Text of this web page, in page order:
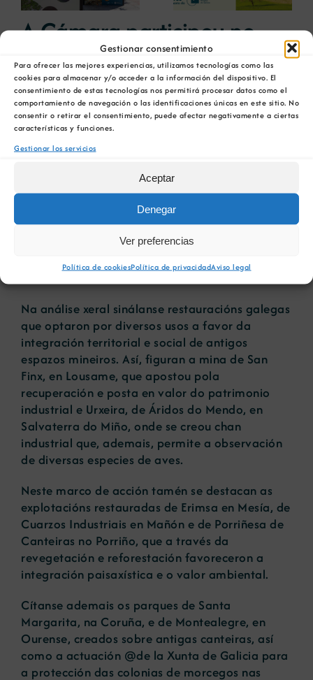
Gestionar consentimiento
Para ofrecer las mejores experiencias, utilizamos tecnologías como las
cookies para almacenar y/o acceder a la información del dispositivo. El
consentimiento de estas tecnologías nos permitirá procesar datos como el
comportamiento de navegación o las identificaciones únicas en este sitio. No
consentir o retirar el consentimiento, puede afectar negativamente a ciertas
características y funciones.
Gestionar los servicios
Aceptar
Denegar
Ver preferencias
Política de cookiesPolítica de privacidadAviso legal
debatir sobre el
gallego
restauración
minería gallega
A Cámara participou no
encontro internacional
Quarries Alive 2018
4 mayo, 2018
no encontro internacional Quarries Alive 2018,
celebrado o pasado maio na cidade portuguesa
de *Évora, coa presentación de dous pósteres
titulados “Restauracións mineiras en Galicia:
unha análise xeral” e “Exemplos de
restauracións mineiras baseadas na auga en
Na análise xeral sinálanse restauracións galegas
que optaron por diversos usos a favor da
integración territorial e social de antigos
espazos mineiros. Así, figuran a mina de San
Finx, en Lousame, que apostou pola
recuperación e posta en valor do patrimonio
industrial e Urxeira, de Áridos do Mendo, en
Salvaterra do Miño, onde se creou chan
industrial que, ademais, permite a observación
de diversas especies de aves.
Neste marco de acción tamén se destacan as
explotacións restauradas de Erimsa en Mesía, de
Cuarzos Industriais en Mañón e de Porriñesa de
Canteiras no Porriño, que a través da
revegetación e reforestación favoreceron a
integración paisaxística e o valor ambiental.
Cítanse ademais os parques de Santa
Margarita, na Coruña, e de Montealegre, en
Ourense, creados sobre antigas canteiras, así
como a actuación @de la Xunta de Galicia para
a protección das colonias de morcegos nas